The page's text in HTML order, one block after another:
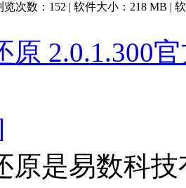
览次数： 152 | 软件大小： 218 MB |
原 2.0.1.300
原是易数科